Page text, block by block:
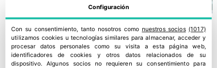
Configuración
Con su consentimiento, tanto nosotros como nuestros socios (1017)
utilizamos cookies u tecnologías similares para almacenar, acceder y
procesar datos personales como su visita a esta página web,
identificadores de cookies y otros datos relacionados de su
dispositivo. Algunos socios no requieren su consentimiento para